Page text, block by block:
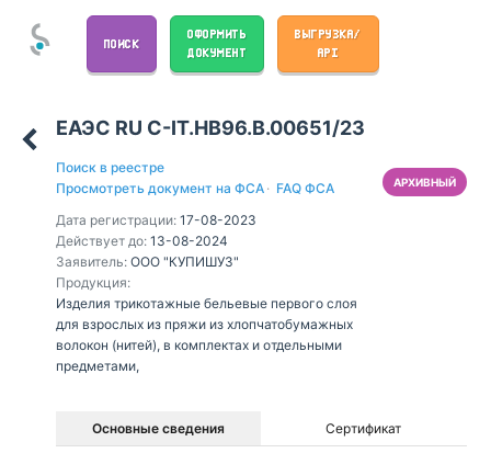
ПОИСК
ОФОРМИТЬ
ДОКУМЕНТ
ВЫГРУЗКА/
API
ЕАЭС RU С-IT.НВ96.В.00651/23
Поиск в реестре
Просмотреть документ на ФСА · FAQ ФСА
Дата регистрации: 17-08-2023
Действует до: 13-08-2024
Заявитель: ООО "КУПИШУЗ"
Продукция:
Изделия трикотажные бельевые первого слоя
для взрослых из пряжи из хлопчатобумажных
волокон (нитей), в комплектах и отдельными
предметами,
АРХИВНЫЙ
Основные сведения Сертификат